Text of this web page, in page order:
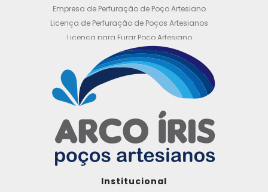
Empresa de Perfuração de Poço Artesiano
Licença de Perfuração de Poços Artesianos
Licença para Furar Poço Artesiano
Licença para Perfuração de Poço Artesiano
Licença para Poço Semi Artesiano
Manutenção de Poço Semi Artesiano
Manutenção Preventiva de Poços Artesiano
Obtenha sua Licença de Perfuração de Poç
o Artesiano
Orçamento de Poço Semi Artesiano
Orçamento para Perfuração de Poço Artesi
ano
Outorga DAEE para Poço Artesiano
Institucional